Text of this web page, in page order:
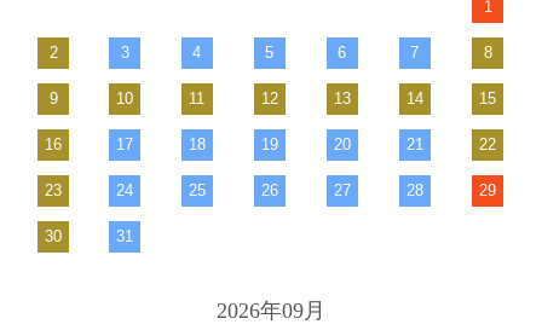
1
2 3 4 5 6 7 8
9 10 11 12 13 14 15
16 17 18 19 20 21 22
23 24 25 26 27 28 29
30 31
2026年09月